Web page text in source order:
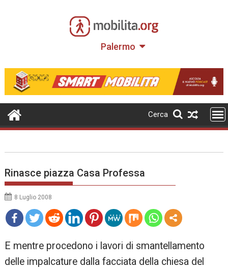
Palermo
Cerca
Rinasce piazza Casa Professa
8 Luglio 2008
re
E mentre procedono i lavori di smantellamento
delle impalcature dalla facciata della chiesa del